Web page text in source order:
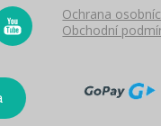
Ochrana
Obchodní